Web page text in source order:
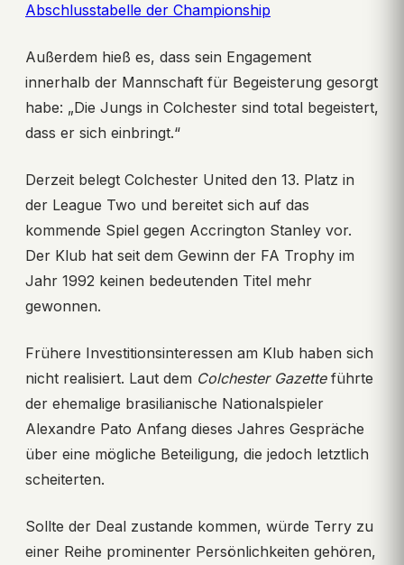
Abschlusstabelle der Championship
Außerdem hieß es, dass sein Engagement
innerhalb der Mannschaft für Begeisterung gesorgt
habe: „Die Jungs in Colchester sind total begeistert,
dass er sich einbringt.“
Derzeit belegt Colchester United den 13. Platz in
der League Two und bereitet sich auf das
kommende Spiel gegen Accrington Stanley vor.
Der Klub hat seit dem Gewinn der FA Trophy im
Jahr 1992 keinen bedeutenden Titel mehr
gewonnen.
Frühere Investitionsinteressen am Klub haben sich
nicht realisiert. Laut dem Colchester Gazetteführte
der ehemalige brasilianische Nationalspieler
Alexandre Pato Anfang dieses Jahres Gespräche
über eine mögliche Beteiligung, die jedoch letztlich
scheiterten.
Sollte der Deal zustande kommen, würde Terry zu
einer Reihe prominenter Persönlichkeiten gehören,